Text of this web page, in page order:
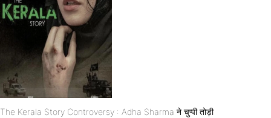
The Kerala Story Controversy : Adha Sharma ने चुप्पी तोड़ी